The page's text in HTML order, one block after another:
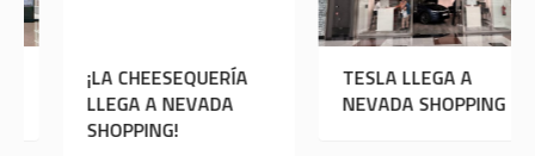
OLEBOX A
SHOPPING!
¡LA CHEESEQUERÍA
LLEGA A NEVADA